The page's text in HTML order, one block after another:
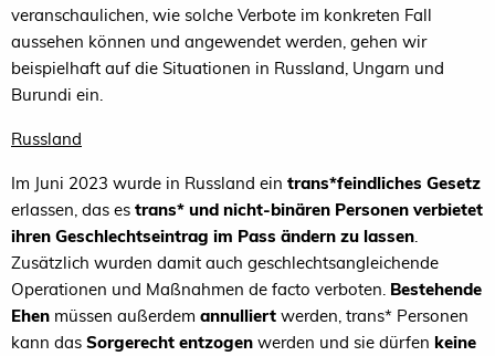
veranschaulichen, wie solche Verbote im konkreten Fall
aussehen können und angewendet werden, gehen wir
beispielhaft auf die Situationen in Russland, Ungarn und
Burundi ein.
Russland
Im Juni 2023 wurde in Russland ein trans*feindliches Gesetz
erlassen, das es trans* und nicht-binären Personen verbietet
ihren Geschlechtseintrag im Pass ändern zu lassen
Zusätzlich wurden damit auch geschlechtsangleichende
Operationen und Maßnahmen de facto verboten. Bestehende
Ehen müssen außerdem annulliert werden, trans* Personen
kann das Sorgerecht entzogen werden und sie dürfen keine